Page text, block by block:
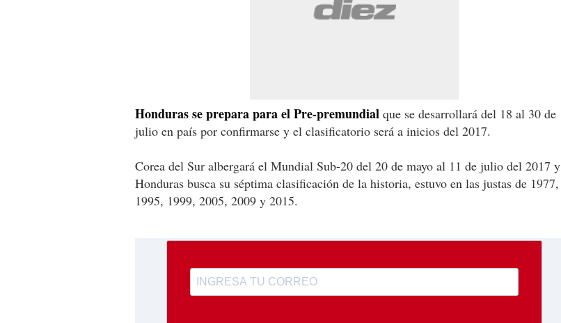
Honduras se prepara para el Pre-premundial que se desarrollará del 18 al 30 de
julio en país por confirmarse y el clasificatorio será a inicios del 2017.
Corea del Sur albergará el Mundial Sub-20 del 20 de mayo al 11 de julio del 2017 y
Honduras busca su séptima clasificación de la historia, estuvo en las justas de 1977,
1995, 1999, 2005, 2009 y 2015.